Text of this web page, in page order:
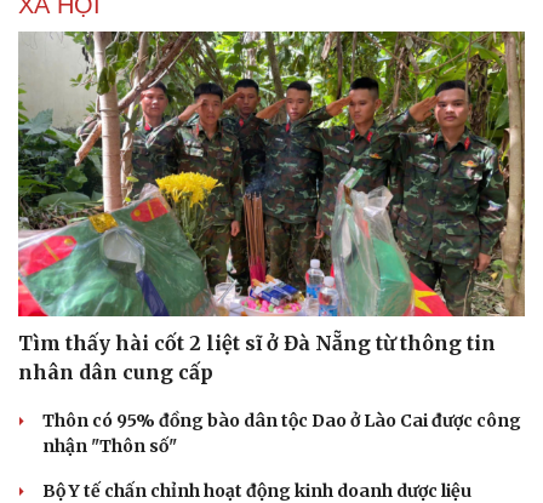
Tìm thấy hài cốt 2 liệt sĩ ở Đà Nẵng từ thông tin
nhân dân cung cấp
Thôn có 95% đồng bào dân tộc Dao ở Lào Cai được công
nhận "Thôn số"
Bộ Y tế chấn chỉnh hoạt động kinh doanh dược liệu